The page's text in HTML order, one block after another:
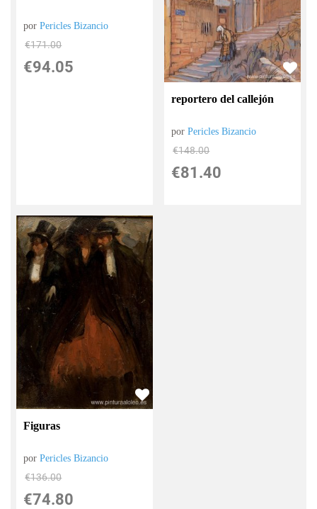
porPericles Bizancio
€171.00
€94.05
reportero del callejón
porPericles Bizancio
€148.00
€81.40
Figuras
porPericles Bizancio
€136.00
€74.80